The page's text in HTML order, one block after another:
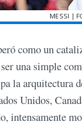
MESSI |
como un
una simple
la arquitectura
Unidos,
intensamente